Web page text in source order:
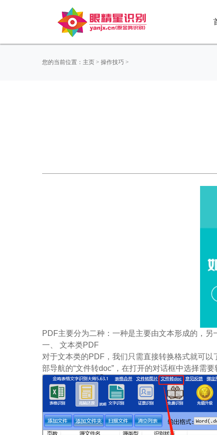
您的当前位置： 主页 > 操作技巧 >
PDF主要分为二种：一种是主要由文本形成的，
一、 文本类PDF
对于文本类的PDF，我们只需直接转换格式就可
部导航的“文件转doc”，在打开的对话框中选择需